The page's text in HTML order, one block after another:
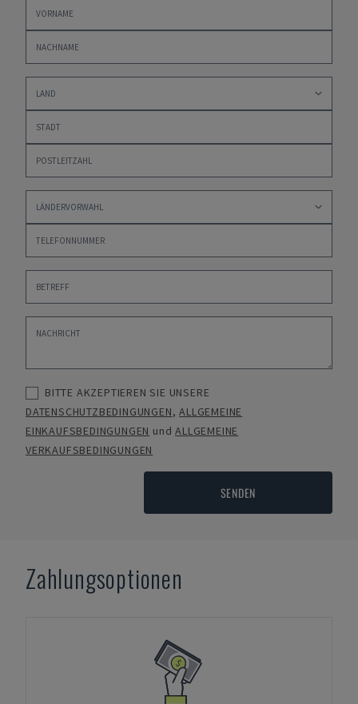
BITTE AKZEPTIEREN SIE UNSERE
DATENSCHUTZBEDINGUNGEN,ALLGEMEINE
EINKAUFSBEDINGUNGEN undALLGEMEINE
VERKAUFSBEDINGUNGEN
SENDEN
Zahlungsoptionen